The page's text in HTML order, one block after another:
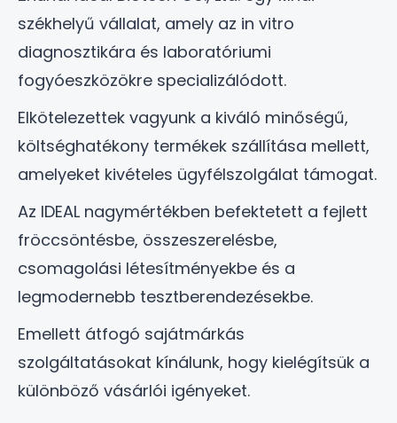
székhelyű vállalat, amely az in vitro
diagnosztikára és laboratóriumi
fogyóeszközökre specializálódott.
Elkötelezettek vagyunk a kiváló minőségű,
költséghatékony termékek szállítása mellett,
amelyeket kivételes ügyfélszolgálat támogat.
Az IDEAL nagymértékben befektetett a fejlett
fröccsöntésbe, összeszerelésbe,
csomagolási létesítményekbe és a
legmodernebb tesztberendezésekbe.
Emellett átfogó sajátmárkás
szolgáltatásokat kínálunk, hogy kielégítsük a
különböző vásárlói igényeket.